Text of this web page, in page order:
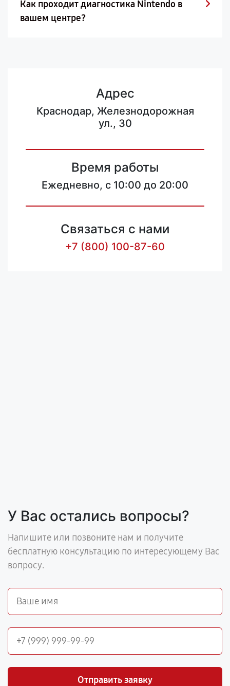
Как проходит диагностика Nintendo в
вашем центре?
Адрес
Краснодар, Железнодорожная
ул., 30
Время работы
Ежедневно, с 10:00 до 20:00
Связаться с нами
+7 (800) 100-87-60
У Вас остались вопросы?
Напишите или позвоните нам и получите
бесплатную консультацию по интересующему Вас
вопросу.
Отправить заявку